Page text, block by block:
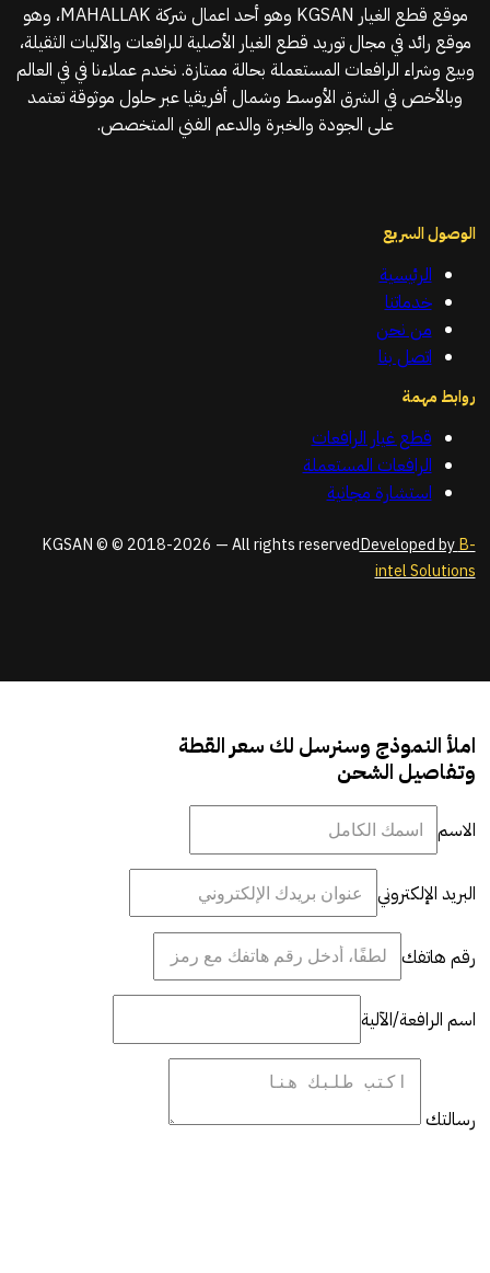
موقع قطع الغيار KGSAN وهو أحد اعمال شركة MAHALLAK، وهو
موقع رائد في مجال توريد قطع الغيار الأصلية للرافعات والآليات الثقيلة،
وبيع وشراء الرافعات المستعملة بحالة ممتازة. نخدم عملاءنا في في العالم
وبالأخص في الشرق الأوسط وشمال أفريقيا عبر حلول موثوقة تعتمد
على الجودة والخبرة والدعم الفني المتخصص.
الوصول السريع
الرئيسية
خدماتنا
من نحن
اتصل بنا
روابط مهمة
قطع غيار الرافعات
الرافعات المستعملة
استشارة مجانية
KGSAN © © 2018-2026 — All rights reservedDeveloped byB-
intel Solutions
املأ النموذج وسنرسل لك سعر القطة
وتفاصيل الشحن
الاسم
البريد الإلكتروني
رقم هاتفك
اسم الرافعة/الآلية
رسالتك